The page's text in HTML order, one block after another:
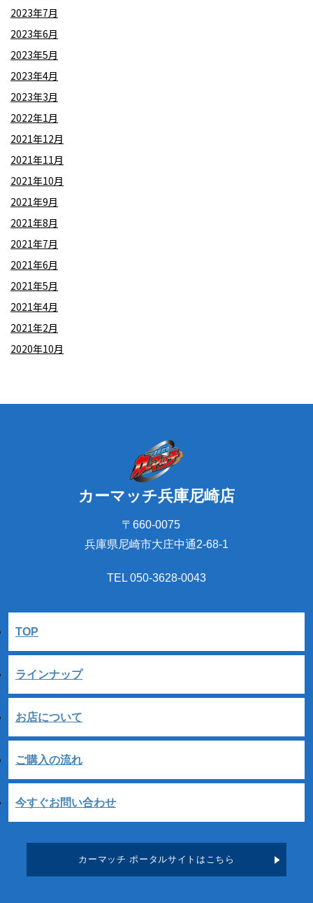
2023年7月
2023年6月
2023年5月
2023年4月
2023年3月
2022年1月
2021年12月
2021年11月
2021年10月
2021年9月
2021年8月
2021年7月
2021年6月
2021年5月
2021年4月
2021年2月
2020年10月
カーマッチ兵庫尼崎店
〒660-0075
兵庫県尼崎市大庄中通2-68-1
TEL 050-3628-0043
TOP
ラインナップ
お店について
ご購入の流れ
今すぐお問い合わせ
カーマッチ ポータルサイトはこちら